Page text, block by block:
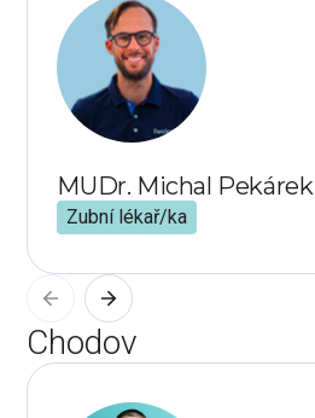
MUDr. Michal Pekárek
Zubní lékař/ka
Chodov